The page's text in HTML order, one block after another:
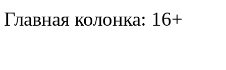
Главная колонка: 16+